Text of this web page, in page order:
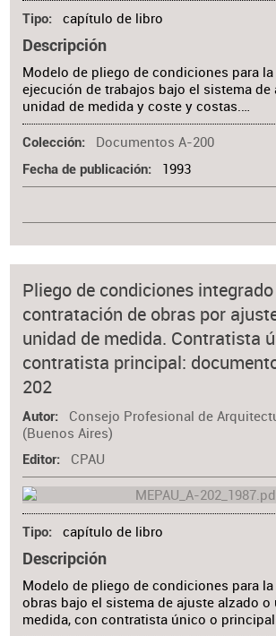
Tipo capítulo de libro
Descripción
Modelo de pliego de condiciones para
ejecución de trabajos bajo el sistema de
unidad de medida y coste y costas.…
Colección Documentos A-200
Fecha de publicación 1993
Pliego de condiciones
contratación de obras por
unidad de medida. Contratista
contratista principal:
202
Autor
Consejo Profesional de
(Buenos Aires)
Editor CPAU
Tipo capítulo de libro
Descripción
Modelo de pliego de condiciones para
obras bajo el sistema de ajuste alzado o
medida, con contratista único o